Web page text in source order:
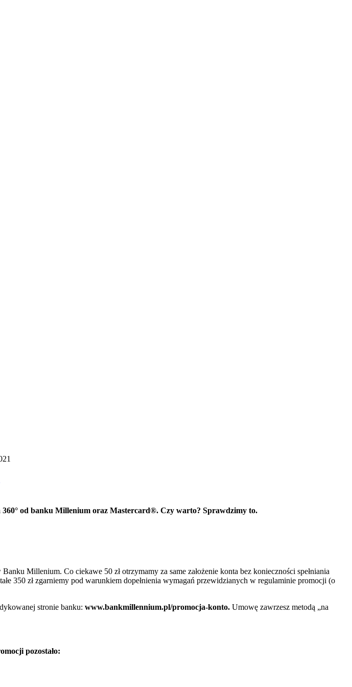
od banku Millenium oraz Mastercard®. Czy warto? Sprawdzimy to.
Millenium. Co ciekawe 50 zł otrzymamy za same założenie konta bez konieczności spełniania
350 zł zgarniemy pod warunkiem dopełnienia wymagań przewidzianych w regulaminie promocji (o
stronie banku: www.bankmillennium.pl/promocja-konto. Umowę zawrzesz metodą „na
pozostało: